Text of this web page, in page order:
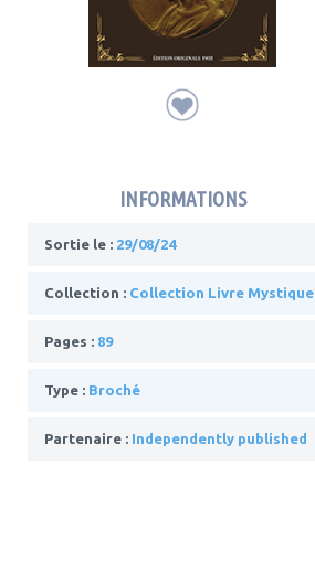
INFORMATIONS
Sortie le : 29/08/24
Collection : Collection Livre Mystique
Pages : 89
Type : Broché
Partenaire : Independently published